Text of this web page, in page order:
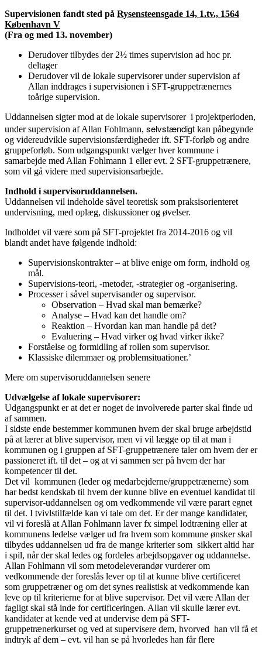
Supervisionen fandt sted på Rysensteensgade 14, 1.tv., 1564
København V
(Fra og med 13. november)
Derudover tilbydes der 2½ times supervision ad hoc pr.
deltager
Derudover vil de lokale supervisorer under supervision af
Allan inddrages i supervisionen i SFT-gruppetrænernes
toårige supervision.
Uddannelsen sigter mod at de lokale supervisorer i projektperioden,
under supervision af Allan Fohlmann, selvstændigt kan påbegynde
og videreudvikle supervisionsfærdigheder ift. SFT-forløb og andre
gruppeforløb. Som udgangspunkt vælger hver kommune i
samarbejde med Allan Fohlmann 1 eller evt. 2 SFT-gruppetrænere,
som vil gå videre med supervisionsarbejde.
Indhold i supervisoruddannelsen.
Uddannelsen vil indeholde såvel teoretisk som praksisorienteret
undervisning, med oplæg, diskussioner og øvelser.
Indholdet vil være som på SFT-projektet fra 2014-2016 og vil
blandt andet have følgende indhold:
Supervisionskontrakter – at blive enige om form, indhold og
mål.
Supervisions-teori, -metoder, -strategier og -organisering.
Processer i såvel supervisander og supervisor.
Observation – Hvad skal man bemærke?
Analyse – Hvad kan det handle om?
Reaktion – Hvordan kan man handle på det?
Evaluering – Hvad virker og hvad virker ikke?
Forståelse og formidling af rollen som supervisor.
Klassiske dilemmaer og problemsituationer.’
Mere om supervisoruddannelsen senere
Udvælgelse af lokale supervisorer:
Udgangspunkt er at det er noget de involverede parter skal finde ud
af sammen.
I sidste ende bestemmer kommunen hvem der skal bruge arbejdstid
på at lærer at blive supervisor, men vi vil lægge op til at man i
kommunen og i gruppen af SFT-gruppetrænere taler om hvem der er
passioneret ift. til det – og at vi sammen ser på hvem der har
kompetencer til det.
Det vil kommunen (leder og medarbejderne/gruppetrænerne) som
har bedst kendskab til hvem der kunne blive en eventuel kandidat til
supervisor-uddannelsen og om vedkommende vil være parart egnet
til det. I tvivlstilfælde kan vi tale om det. Er der mange kandidater,
vil vi foreslå at Allan Fohlmann laver fx simpel lodtræning eller at
kommunens ledelse vælger ud fra hvem som kommune ønsker skal
tilbydes uddannelsen ud fra de mange kriterier som sikkert altid har
i spil, når der skal ledes og fordeles arbejdsopgaver og uddannelse.
Allan Fohlmann vil som metodeleverandør vurderer om
vedkommende der foreslås lever op til at kunne blive certificeret
som gruppetræner og om det synes realistisk at vedkommende kan
leve op til kriterierne for at blive supervisor. Det vil være Allan der
fagligt skal stå inde for certificeringen. Allan vil skulle lærer evt.
kandidater at kende ved at undervise dem på SFT-
gruppetrænerkurset og ved at supervisere dem, hvorved han vil få et
indtryk af dem – evt. vil han se på hvorledes han får flere